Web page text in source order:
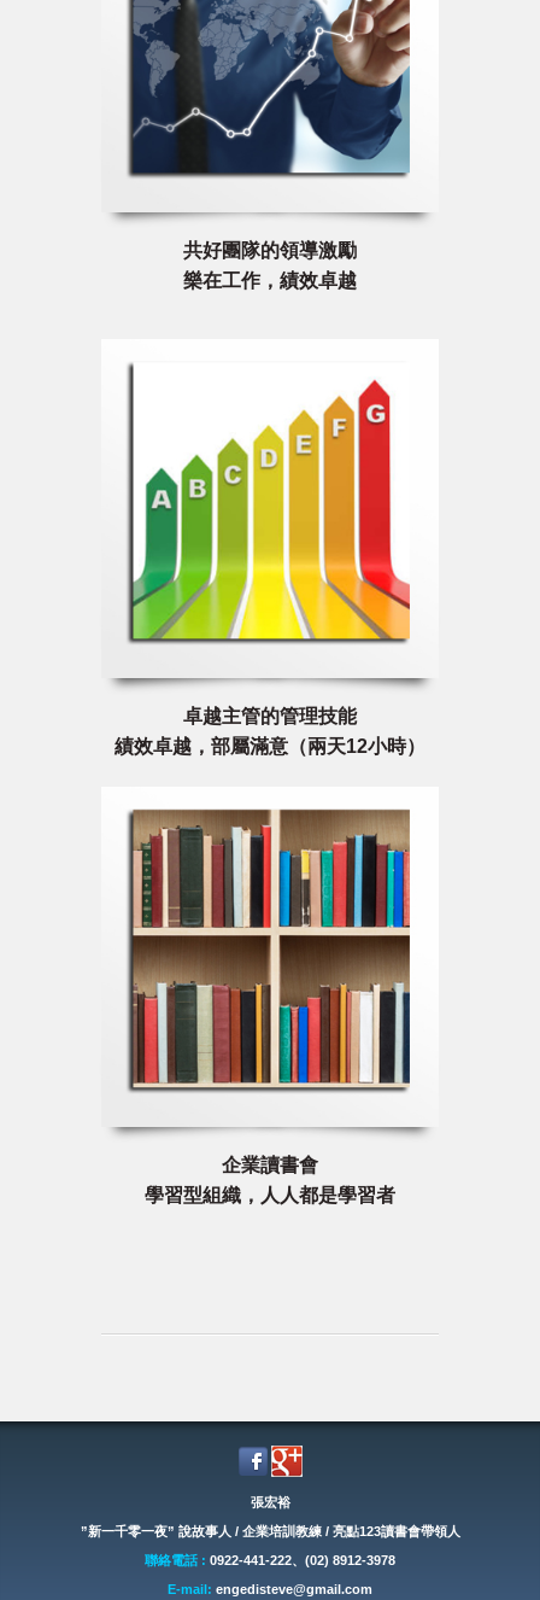
共好團隊的領導激勵
樂在工作，績效卓越
卓越主管的管理技能
績效卓越，部屬滿意（兩天12小時）
企業讀書會
學習型組織，人人都是學習者
張宏裕
”新一千零一夜” 說故事人 / 企業培訓教練 / 亮點123讀書會帶領人
聯絡電話 : 0922-441-222、(02) 8912-3978
E-mail: engedisteve@gmail.com